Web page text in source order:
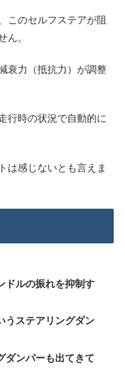
このセルフステアが阻
ん。
衰力（抵抗力）が調整
行時の状況で自動的に
は感じないとも言えま
ドルの振れを抑制す
うステアリングダン
ダンパーも出てきて